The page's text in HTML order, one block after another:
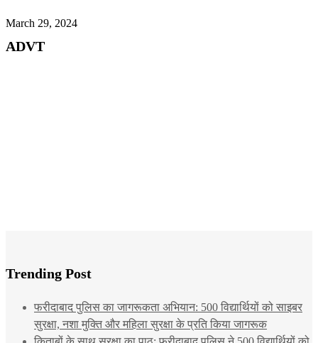
March 29, 2024
ADVT
Trending Post
फरीदाबाद पुलिस का जागरूकता अभियान: 500 विद्यार्थियों को साइबर
सुरक्षा, नशा मुक्ति और महिला सुरक्षा के प्रति किया जागरूक